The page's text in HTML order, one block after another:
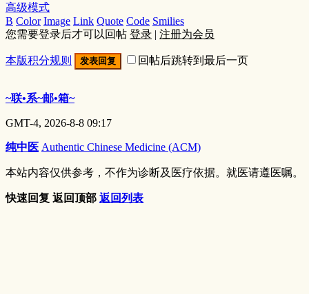
高级模式
B Color Image Link Quote Code Smilies
您需要登录后才可以回帖 登录 | 注册为会员
本版积分规则 发表回复 回帖后跳转到最后一页
~联•系~邮•箱~
GMT-4, 2026-8-8 09:17
纯中医 Authentic Chinese Medicine (ACM)
本站内容仅供参考，不作为诊断及医疗依据。就医请遵医嘱。
快速回复 返回顶部 返回列表